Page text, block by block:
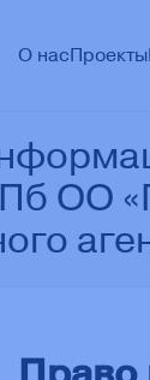
О насПроекты
ОО